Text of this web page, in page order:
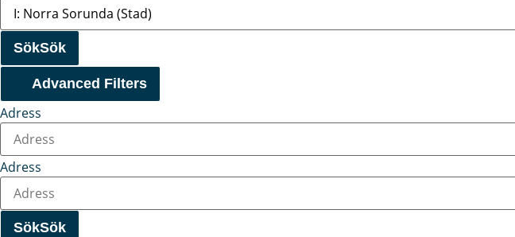
SökSök
Advanced Filters
Adress
Adress
SökSök